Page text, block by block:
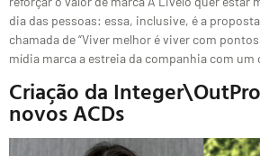
dia das pessoas: essa, inclusive, é a
chamada de “Viver melhor é viver com
mídia marca a estreia da companhia com
Criação da
novos ACDs